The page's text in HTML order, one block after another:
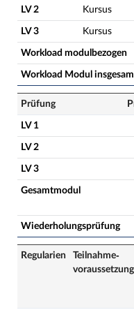
LV 2 Kursus
LV 3 Kursus
Workload modulbezogen
Workload Modul
Prüfung
LV 1
LV 2
LV 3
Gesamtmodul
Wiederholungsprüfung
Regularien
Teilnahme­